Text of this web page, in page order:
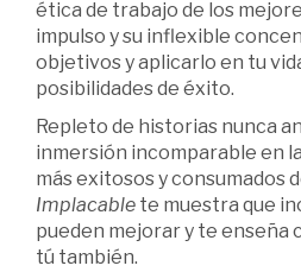
ética de trabajo de los
impulso y su inflexible
objetivos y aplicarlo en tu
posibilidades de éxito.
Repleto de historias nunca
inmersión incomparable en
más exitosos y consumados
Implacable te muestra que
pueden mejorar y te enseña
tú también.